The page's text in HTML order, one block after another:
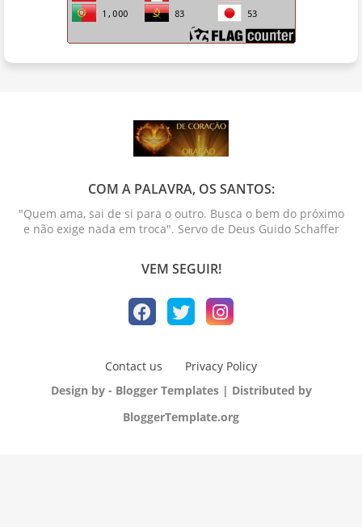
COM A PALAVRA, OS SANTOS:
"Quem ama, sai de si para o outro. Busca o bem do próximo
e não exige nada em troca". Servo de Deus Guido Schaffer
VEM SEGUIR!
Contact us
Privacy Policy
Design by - Blogger Templates | Distributed by
BloggerTemplate.org